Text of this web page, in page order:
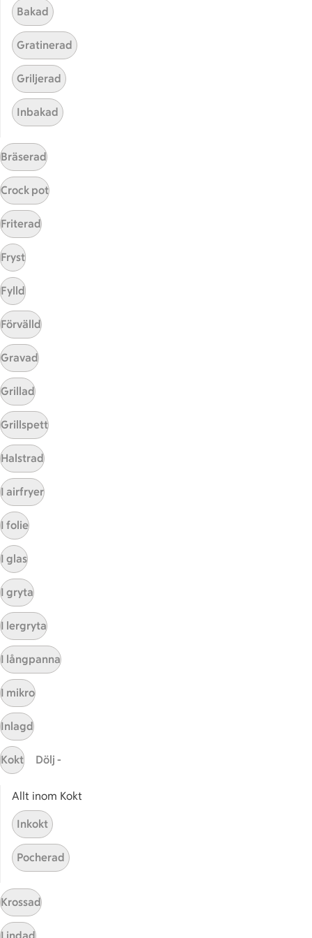
Hittade inget recept
Testa att söka på något nytt, eller ta bort något av
Här hittar du alla goda recept du har sparat och
Sidfot
Kundservice
Kontakta oss
Prenumerera
Handla online
ICAs matkasse
Catering
Apotek Hjärtat
Handla som företag
Gaston
Bakad
Gratinerad
Griljerad
Inbakad
Bräserad
Crock pot
Friterad
Fryst
Fylld
Förvälld
Gravad
Grillad
Grillspett
Halstrad
I airfryer
I folie
I glas
I gryta
I lergryta
I långpanna
I mikro
Inlagd
Kokt Dölj -
Allt inom Kokt
Inkokt
Pocherad
Krossad